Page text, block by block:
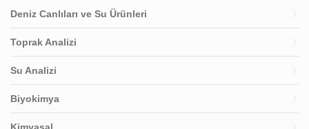
Deniz Canlıları ve Su Ürünleri
Toprak Analizi
Su Analizi
Biyokimya